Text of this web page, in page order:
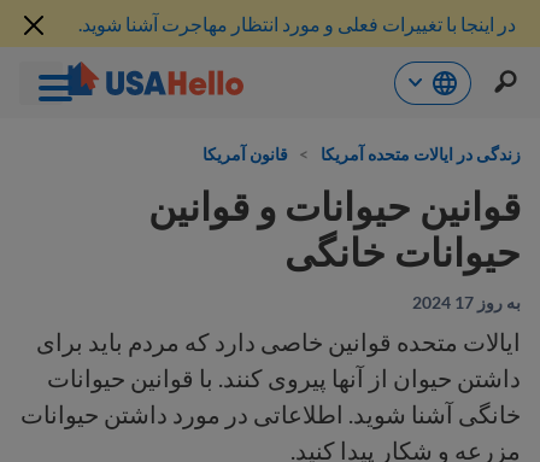
در اینجا با تغییرات فعلی و مورد انتظار مهاجرت آشنا شوید.
زندگی در ایالات متحده آمریکا > قانون آمریکا
قوانین حیوانات و قوانین
حیوانات خانگی
به روز 17 2024
ایالات متحده قوانین خاصی دارد که مردم باید برای
داشتن حیوان از آنها پیروی کنند. با قوانین حیوانات
خانگی آشنا شوید. اطلاعاتی در مورد داشتن حیوانات
مزرعه و شکار پیدا کنید.